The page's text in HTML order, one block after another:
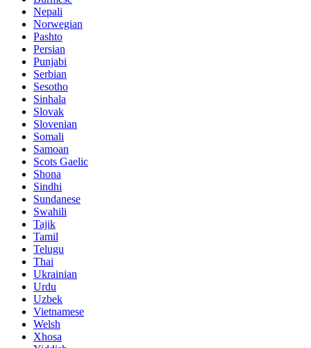
Nepali
Norwegian
Pashto
Persian
Punjabi
Serbian
Sesotho
Sinhala
Slovak
Slovenian
Somali
Samoan
Scots Gaelic
Shona
Sindhi
Sundanese
Swahili
Tajik
Tamil
Telugu
Thai
Ukrainian
Urdu
Uzbek
Vietnamese
Welsh
Xhosa